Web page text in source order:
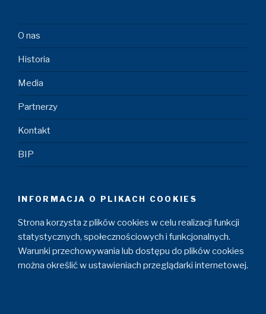
O nas
Historia
Media
Partnerzy
Kontakt
BIP
INFORMACJA O PLIKACH COOKIES
Strona korzysta z plików cookies w celu realizacji funkcji
statystycznych, społecznościowych i funkcjonalnych.
Warunki przechowywania lub dostępu do plików cookies
można określić w ustawieniach przeglądarki internetowej.